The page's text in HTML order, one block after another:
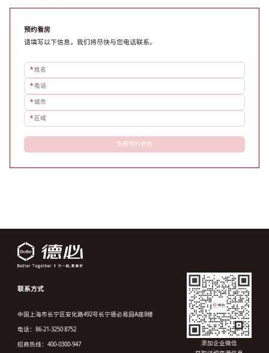
款。选址是综合性战略决策，旨在让办公
预约看房
请填写以下信息，我们将尽快与您电话联系。
*姓名
* 电话
*城市
* 区域
免费预约参观
联系方式
中国上海市长宁区安化路492号长宁德必易园A座8楼
电话：86-21-3250 8752
招商热线：400-0300-947
添加企业微信